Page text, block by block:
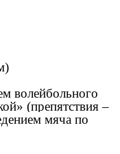
волейбольного
(препятствия –
мяча по